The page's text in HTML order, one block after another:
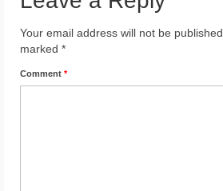
Indonēzija
Par Mums
Your email address will not be published.
marked *
Comment *